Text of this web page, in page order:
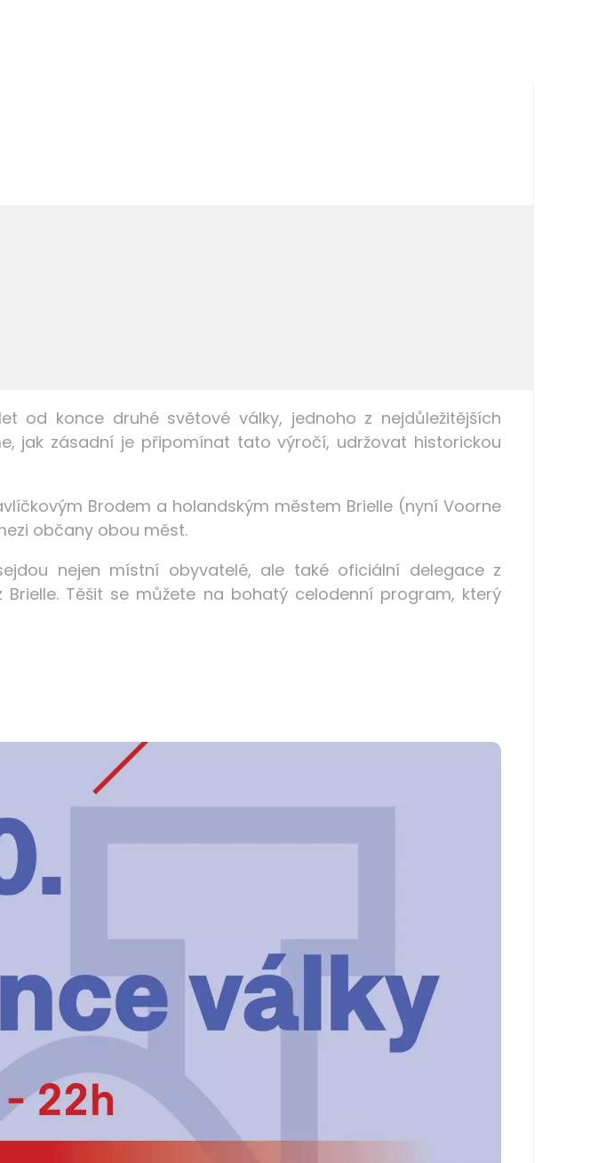
od konce druhé světové války, jednoho z nejdůležitějších
jak zásadní je připomínat tato výročí, udržovat historickou
Brodem a holandským městem Brielle (nyní Voorne
občany obou měst.
nejen místní obyvatelé, ale také oficiální delegace z
Těšit se můžete na bohatý celodenní program, který